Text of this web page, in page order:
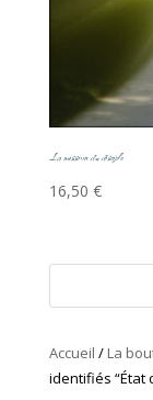
La mission du disciple
16,50 €
Accueil / La
identifiés “État